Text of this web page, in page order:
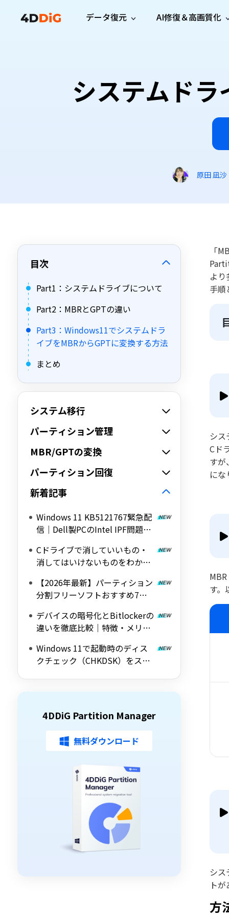
データ復元
プロ版 無料版
AI修復＆高画質化
Windows向けディスク管理ツール
Disk Copy
重複ファ
Macを
ガイド・お問い合わせ
サブスク更新情報
ユーザー
使い方
ヒント
システムド
原田 凪沙
目次
Part1：システムドライブについて
Part2：MBRとGPTの違い
Part3：Windows11でシステムドラ
イブをMBRからGPTに変換する方法
まとめ
システム移行
パーティション管理
MBR/GPTの変換
パーティション回復
新着記事
Windows 11 KB5121767緊急配
信｜Dell製PCのIntel IPF問題を
デート
Cドライブで消していいもの・
消してはいけないものをわかり
【2026年最新】パーティション
分割フリーソフトおすすめ7選
ールを紹介
デバイスの暗号化とBitlockerの
違いを徹底比較｜特徴・メリッ
解説
Windows 11で起動時のディス
クチェック（CHKDSK）をスキ
4DDiG Partition Manager
無料ダウンロード
「
よ
手順
シ
Cド
すが
にな
す。
シ
ト
方